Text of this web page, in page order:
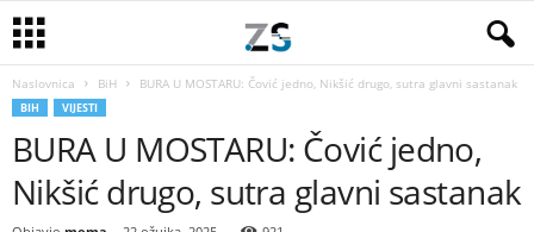
Naslovnica BiH BURA U MOSTARU: Čović jedno, Nikšić drugo, sutra glavni sastanak
BIH VIJESTI
BURA U MOSTARU: Čović jedno,
Nikšić drugo, sutra glavni sastanak